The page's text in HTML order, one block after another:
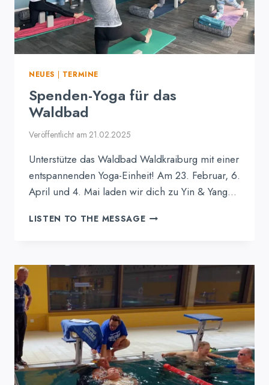
NEUES | TERMINE
Spenden-Yoga für das
Waldbad
Veröffentlicht am 21.02.2025
Unterstütze das Waldbad Waldkraiburg mit einer
entspannenden Yoga-Einheit! Am 23. Februar, 6.
April und 4. Mai laden wir dich zu Yin & Yang…
LISTEN TO THE MESSAGESPENDEN-
WALDBAD